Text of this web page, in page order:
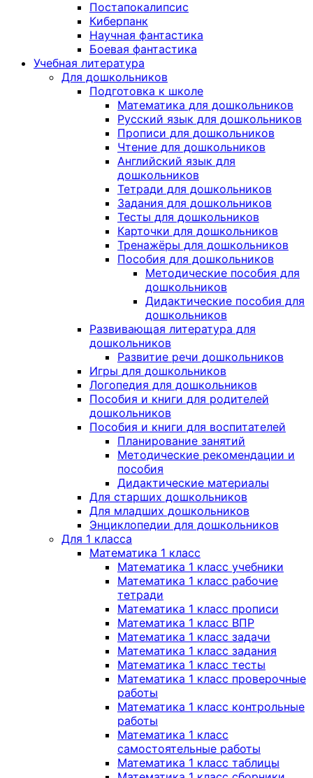
Постапокалипсис
Киберпанк
Научная фантастика
Боевая фантастика
Учебная литература
Для дошкольников
Подготовка к школе
Математика для дошкольников
Русский язык для дошкольников
Прописи для дошкольников
Чтение для дошкольников
Английский язык для
дошкольников
Тетради для дошкольников
Задания для дошкольников
Тесты для дошкольников
Карточки для дошкольников
Тренажёры для дошкольников
Пособия для дошкольников
Методические пособия для
дошкольников
Дидактические пособия для
дошкольников
Развивающая литература для
дошкольников
Развитие речи дошкольников
Игры для дошкольников
Логопедия для дошкольников
Пособия и книги для родителей
дошкольников
Пособия и книги для воспитателей
Планирование занятий
Методические рекомендации и
пособия
Дидактические материалы
Для старших дошкольников
Для младших дошкольников
Энциклопедии для дошкольников
Для 1 класса
Математика 1 класс
Математика 1 класс учебники
Математика 1 класс рабочие
тетради
Математика 1 класс прописи
Математика 1 класс ВПР
Математика 1 класс задачи
Математика 1 класс задания
Математика 1 класс тесты
Математика 1 класс проверочные
работы
Математика 1 класс контрольные
работы
Математика 1 класс
самостоятельные работы
Математика 1 класс таблицы